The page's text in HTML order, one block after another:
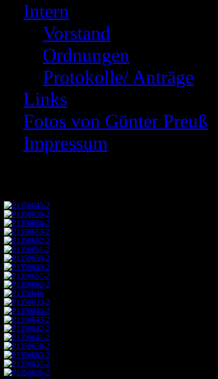
Intern
Vorstand
Ordnungen
Protokolle/ Anträge
Links
Fotos von Günter Preuß
Impressum